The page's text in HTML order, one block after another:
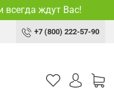
всегда ждут Вас!
+7 (800) 222-57-90